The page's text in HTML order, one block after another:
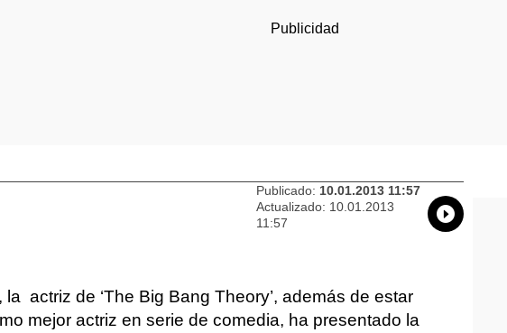
Publicado: 10.01.2013 11:57
Actualizado: 10.01.2013
11:57
Whatsapp
la actriz de ‘The Big Bang Theory’, además de estar
mejor actriz en serie de comedia, ha presentado la